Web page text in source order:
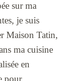
sur ma
je suis
Maison Tatin,
ma cuisine
en